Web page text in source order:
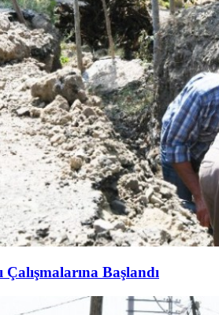
Çalışmalarına Başlandı